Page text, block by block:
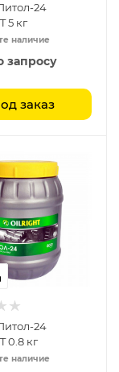
24
5 кг
наличие
запросу
заказ
24
0.8 кг
наличие